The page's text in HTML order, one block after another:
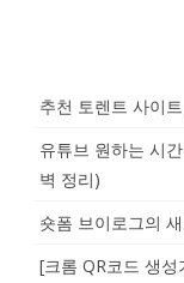
추천 토렌트 사이
유튜브 원하는 시
벽 정리)
숏폼 브이로그의
[크롬 QR코드 생